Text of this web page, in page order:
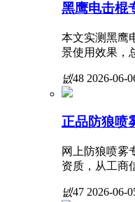
黑鹰电击棍
本文实测黑鹰
景使用效果，
넶48 2026-06-
正品防狼喷
网上防狼喷雾
资质，从工商
넶47 2026-06-